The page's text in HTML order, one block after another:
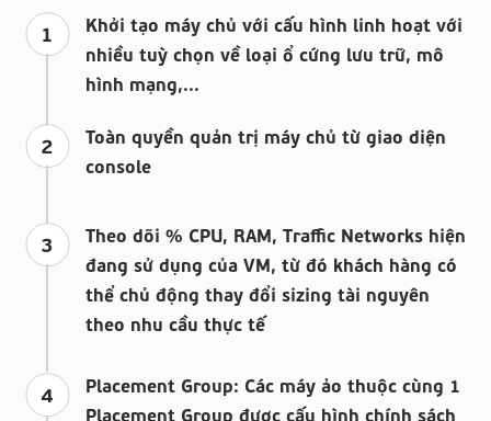
1
Khởi tạo máy chủ với cấu hình linh hoạt với
nhiều tuỳ chọn về loại ổ cứng lưu trữ, mô
hình mạng,...
2
Toàn quyền quản trị máy chủ từ giao diện
console
3
Theo dõi % CPU, RAM, Traffic Networks hiện
đang sử dụng của VM, từ đó khách hàng có
thể chủ động thay đổi sizing tài nguyên
theo nhu cầu thực tế
4
Placement Group: Các máy ảo thuộc cùng 1
Placement Group được cấu hình chính sách